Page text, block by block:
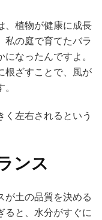
、植物が健康に成長
私の庭で育てたバラ
なったんですよ。
根ざすことで、風が
左右されるという
ンス
が土の品質を決める
ると、水分がすぐに